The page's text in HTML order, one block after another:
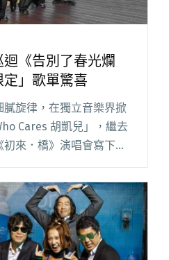
《告別了春光爛
」歌單驚喜
旋律，在獨立音樂界掀
Cares 胡凱兒」，繼去
來．橋》演唱會寫下秒
將於 3 月啟動 2026 春季
。 本次演出將移師高雄
春季巡迴《告別了春光爛
歌單驚喜"